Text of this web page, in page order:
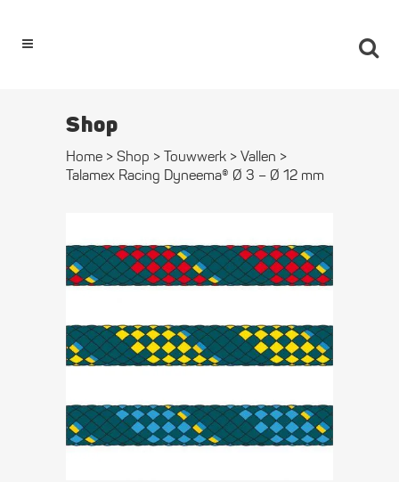
Shop
Home > Shop > Touwwerk > Vallen >
Talamex Racing Dyneema® Ø 3 – Ø 12 mm